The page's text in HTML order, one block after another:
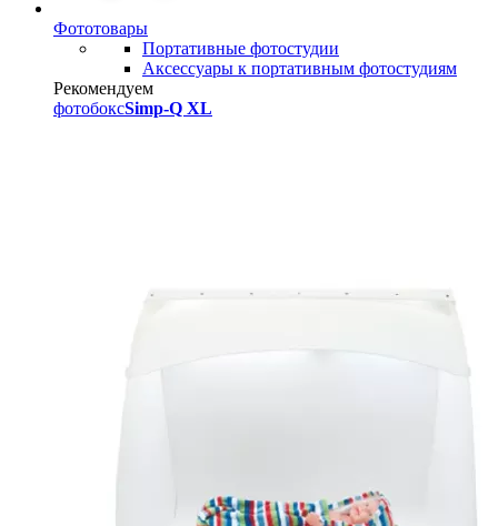
Фототовары
Портативные фотостудии
Аксессуары к портативным фотостудиям
Рекомендуем
фотобоксSimp-Q XL